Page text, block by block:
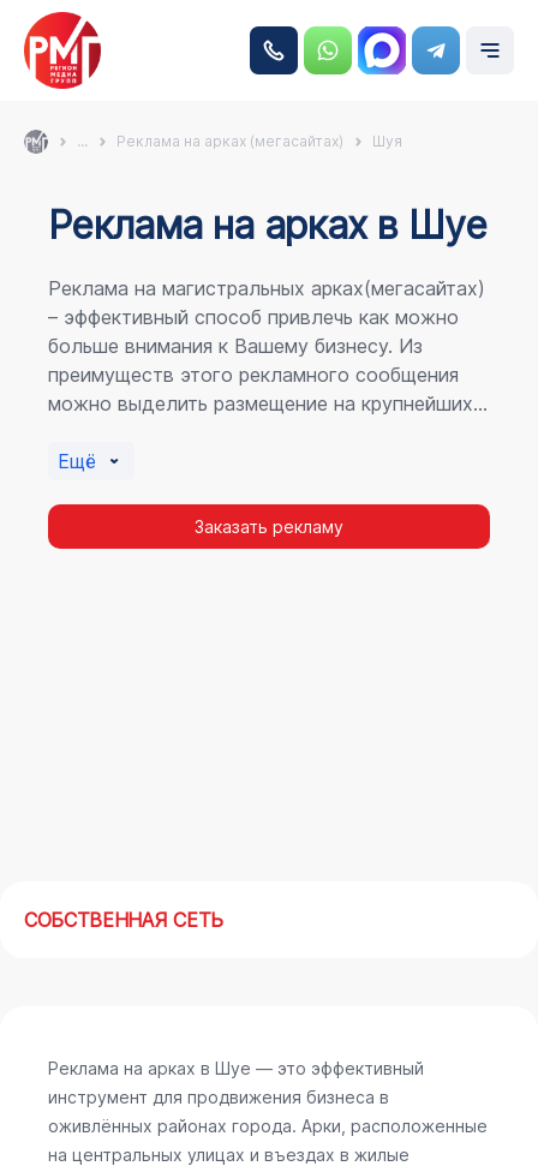
... Реклама на арках (мегасайтах) Шуя
Реклама на аркаx в Шуе
Реклама на магистральных арках(мегасайтах)
– эффективный способ привлечь как можно
больше внимания к Вашему бизнесу. Из
преимуществ этого рекламного сообщения
можно выделить размещение на крупнейших
пешеходному потоку расположение в прямой
повторных контактов.
Ещё
Заказать рекламу
СОБСТВЕННАЯ СЕТЬ
Реклама на арках в Шуе — это эффективный
инструмент для продвижения бизнеса в
оживлённых районах города. Арки, расположенные
на центральных улицах и въездах в жилые